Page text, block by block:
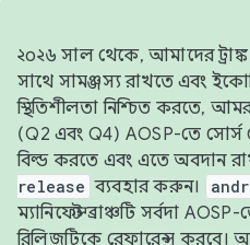
২০২৬ সাল থেকে, আমাদের
সাথে সামঞ্জস্য রাখতে এবং
স্থিতিশীলতা নিশ্চিত করতে,
(Q2 এবং Q4) AOSP-তে
বিল্ড করতে এবং এতে অবদান
release ব্যবহার করুন।
ম্যানিফেস্ট ব্রাঞ্চটি সর্বদা
রিলিজটিকে রেফারেন্স